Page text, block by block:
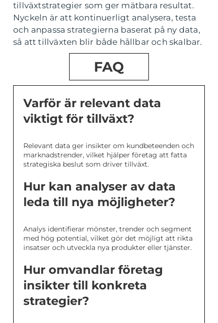
tillväxtstrategier som ger mätbara resultat.
Nyckeln är att kontinuerligt analysera, testa
och anpassa strategierna baserat på ny data,
så att tillväxten blir både hållbar och skalbar.
FAQ
Varför är relevant data
viktigt för tillväxt?
Relevant data ger insikter om kundbeteenden och
marknadstrender, vilket hjälper företag att fatta
strategiska beslut som driver tillväxt.
Hur kan analyser av data
leda till nya möjligheter?
Analys identifierar mönster, trender och segment
med hög potential, vilket gör det möjligt att rikta
insatser och utveckla nya produkter eller tjänster.
Hur omvandlar företag
insikter till konkreta
strategier?